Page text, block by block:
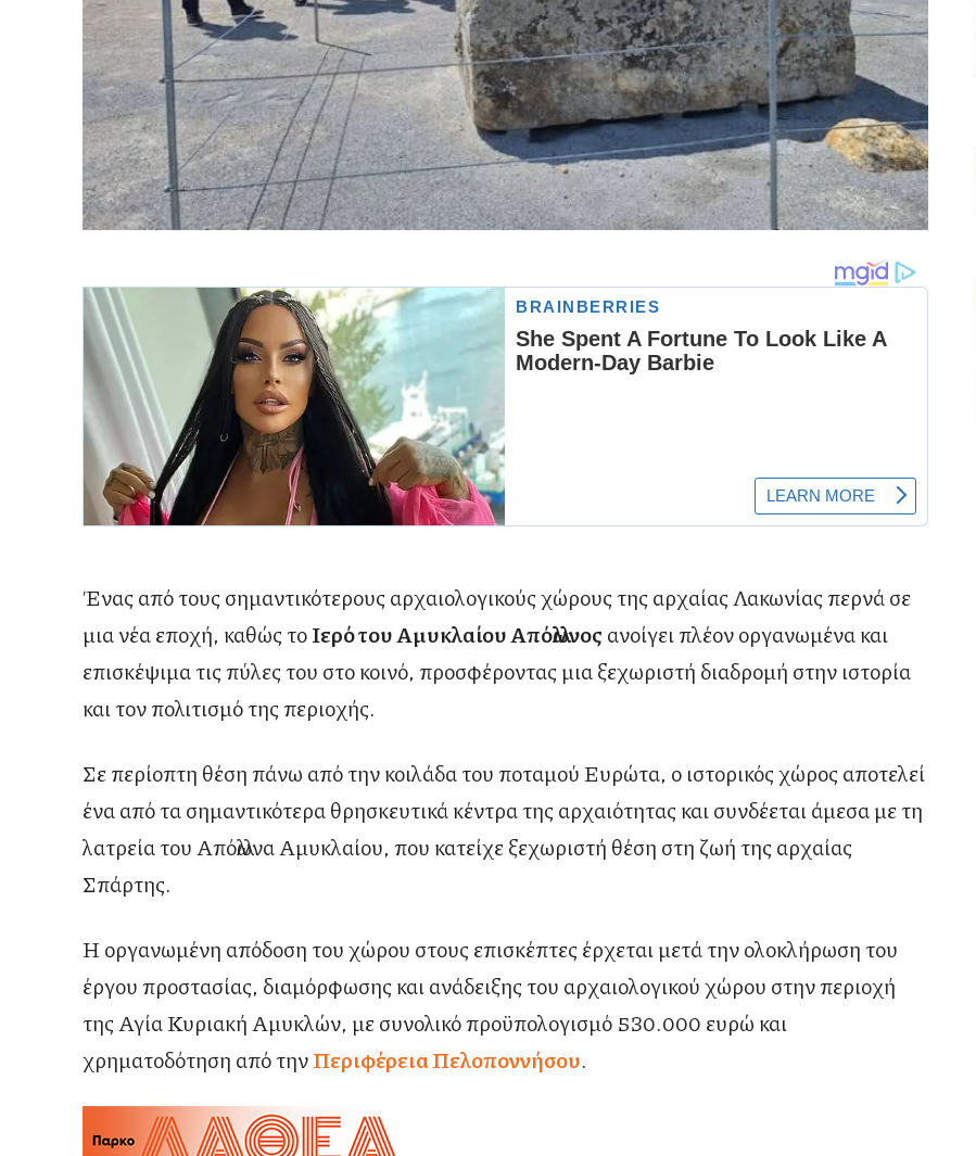
Ένας από τους σημαντικότερους αρχαιολογικούς χώρους της αρχαίας Λακωνίας περνά σε
μια νέα εποχή, καθώς τοΙερό του Αμυκλαίου Απόλλωνος ανοίγει πλέον οργανωμένα και
επισκέψιμα τις πύλες του στο κοινό, προσφέροντας μια ξεχωριστή διαδρομή στην ιστορία
και τον πολιτισμό της περιοχής.
Σε περίοπτη θέση πάνω από την κοιλάδα του ποταμούΕυρώτα, ο ιστορικός χώρος αποτελεί
ένα από τα σημαντικότερα θρησκευτικά κέντρα της αρχαιότητας και συνδέεται άμεσα με τη
λατρεία τουΑπόλλωνα Αμυκλαίου, που κατείχε ξεχωριστή θέση στη ζωή της αρχαίας
Σπάρτης.
Η οργανωμένη απόδοση του χώρου στους επισκέπτες έρχεται μετά την ολοκλήρωση του
έργου προστασίας, διαμόρφωσης και ανάδειξης του αρχαιολογικού χώρου στην περιοχή
τηςΑγία Κυριακή Αμυκλών, με συνολικό προϋπολογισμό 530.000 ευρώ και
χρηματοδότηση από τηνΠεριφέρεια Πελοποννήσου.